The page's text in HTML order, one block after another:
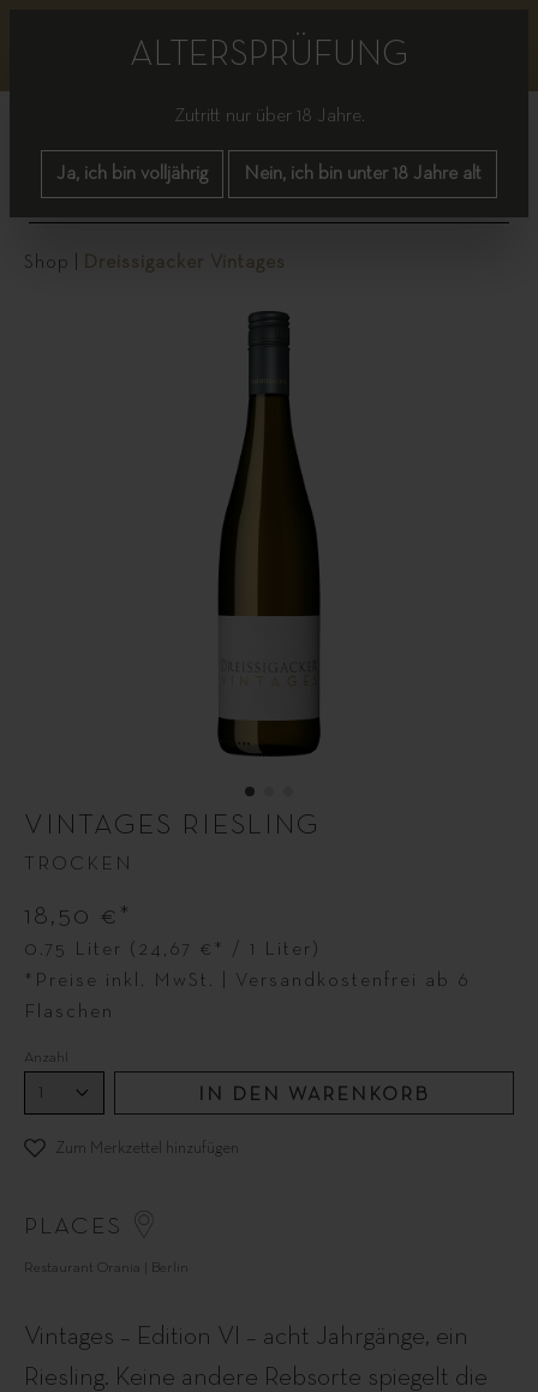
Woche zu vereinzelten Lieferverzögerungen kommen
ALTERSPRÜFUNG
Zutritt nur über 18 Jahre.
Ja, ich bin volljährig Nein, ich bin unter 18 Jahre alt
Shop Dreissigacker Vintages
VINTAGES RIESLING
TROCKEN
18,50 €*
0.75 Liter (24,67 €* / 1 Liter)
*Preise inkl. MwSt. | Versandkostenfrei ab 6
Flaschen
Anzahl
IN DEN WARENKORB
Zum Merkzettel hinzufügen
PLACES
Restaurant Orania | Berlin
Vintages – Edition VI – acht Jahrgänge, ein
Riesling. Keine andere Rebsorte spiegelt die